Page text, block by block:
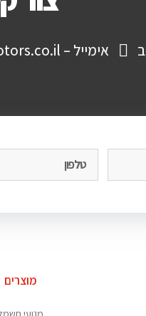
אימייל – david@dbymotors.co.il
מוצרים